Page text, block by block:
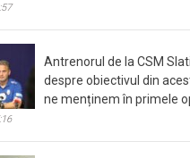
Antrenorul de la CSM
despre obiectivul din
ne menținem în primele